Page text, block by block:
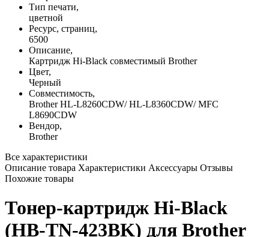
Тип печати,
цветной
Ресурс, страниц,
6500
Описание,
Картридж Hi-Black совместимый Brother
Цвет,
Черный
Совместимость,
Brother HL-L8260CDW/ HL-L8360CDW/ MFC
L8690CDW
Вендор,
Brother
Все характеристики
Описание товара Характеристики Аксессуары Отзывы
Похожие товары
Тонер-картридж Hi-Black
(HB-TN-423BK) для Brother